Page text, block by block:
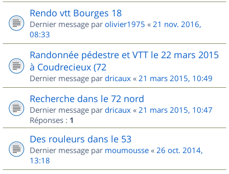
Rendo vtt Bourges 18
Dernier message par olivier1975 « 21 nov. 2016,
08:33
Randonnée pédestre et VTT le 22 mars 2015
à Coudrecieux (72
Dernier message par dricaux « 21 mars 2015, 10:49
Recherche dans le 72 nord
Dernier message par dricaux « 21 mars 2015, 10:47
Réponses : 1
Des rouleurs dans le 53
Dernier message par moumousse « 26 oct. 2014,
13:18